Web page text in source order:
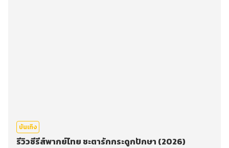
บันเทิง
รีวิวซีรีส์พากย์ไทย ชะตารักกระดูกปักษา (2026)